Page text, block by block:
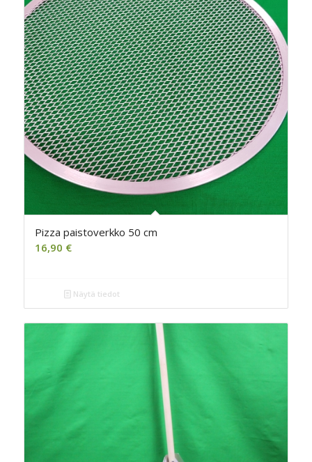
Pizza paistoverkko 50 cm
16,90 €
Näytä tiedot